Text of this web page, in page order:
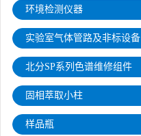
环境检测仪器
实验室气体管路及非标设备
北分SP系列色谱维修组件
固相萃取小柱
样品瓶